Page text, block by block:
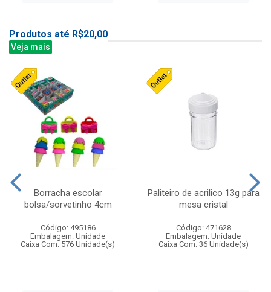
Produtos até R$20,00
Veja mais
Borracha escolar
bolsa/sorvetinho 4cm
Código: 495186
Embalagem: Unidade
Caixa Com: 576 Unidade(s)
Paliteiro de acrilico 13g para
mesa cristal
Código: 471628
Embalagem: Unidade
Caixa Com: 36 Unidade(s)